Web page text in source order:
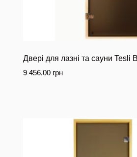
Двері для лазні та сауни Tesli
9 456.00 грн